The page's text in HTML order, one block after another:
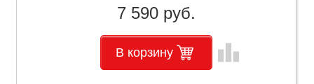
7 590 руб.
В корзину leaderboard